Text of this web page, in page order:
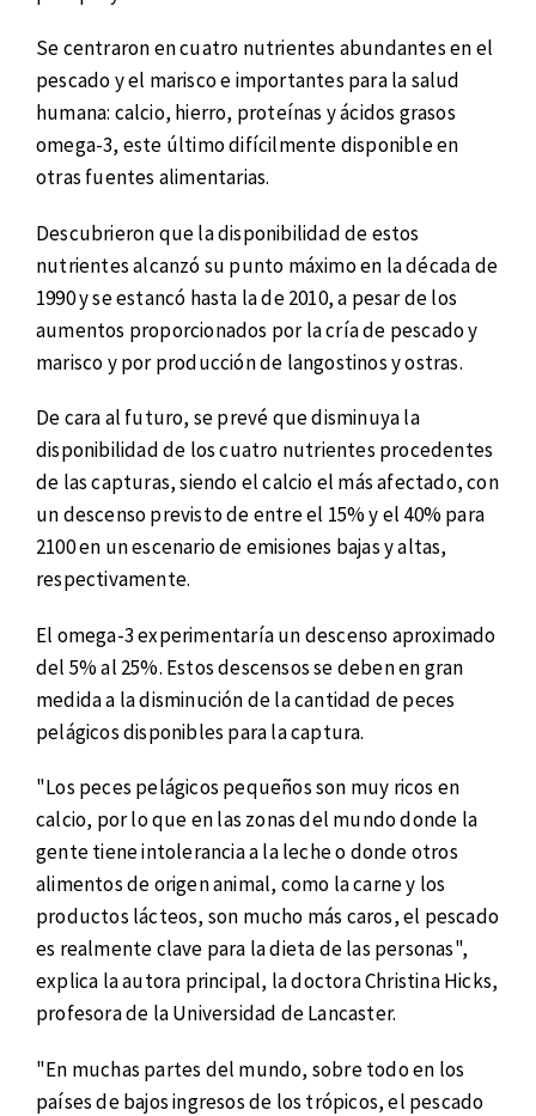
Se centraron en cuatro nutrientes abundantes en el
pescado y el marisco e importantes para la salud
humana: calcio, hierro, proteínas y ácidos grasos
omega-3, este último difícilmente disponible en
otras fuentes alimentarias.
Descubrieron que la disponibilidad de estos
nutrientes alcanzó su punto máximo en la década de
1990 y se estancó hasta la de 2010, a pesar de los
aumentos proporcionados por la cría de pescado y
marisco y por producción de langostinos y ostras.
De cara al futuro, se prevé que disminuya la
disponibilidad de los cuatro nutrientes procedentes
de las capturas, siendo el calcio el más afectado, con
un descenso previsto de entre el 15% y el 40% para
2100 en un escenario de emisiones bajas y altas,
respectivamente.
El omega-3 experimentaría un descenso aproximado
del 5% al 25%. Estos descensos se deben en gran
medida a la disminución de la cantidad de peces
pelágicos disponibles para la captura.
"Los peces pelágicos pequeños son muy ricos en
calcio, por lo que en las zonas del mundo donde la
gente tiene intolerancia a la leche o donde otros
alimentos de origen animal, como la carne y los
productos lácteos, son mucho más caros, el pescado
es realmente clave para la dieta de las personas",
explica la autora principal, la doctora Christina Hicks,
profesora de la Universidad de Lancaster.
"En muchas partes del mundo, sobre todo en los
países de bajos ingresos de los trópicos, el pescado